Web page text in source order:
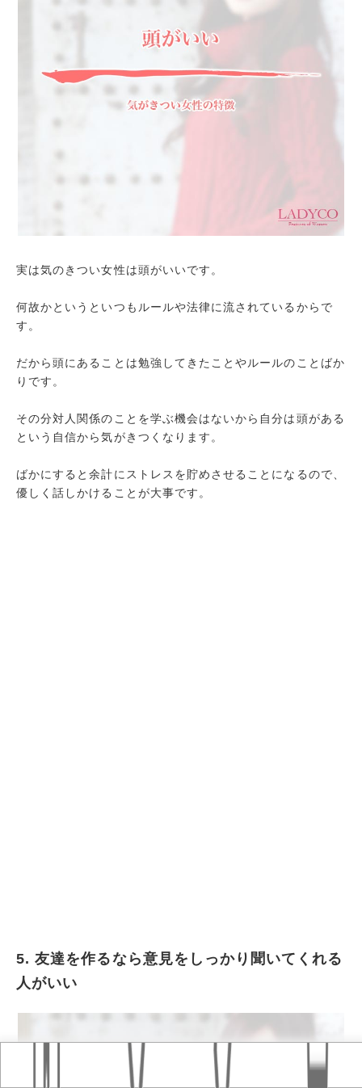
実は気のきつい女性は頭がいいです。
何故かというといつもルールや法律に流されているからで
す。
だから頭にあることは勉強してきたことやルールのことばか
りです。
その分対人関係のことを学ぶ機会はないから自分は頭がある
という自信から気がきつくなります。
ばかにすると余計にストレスを貯めさせることになるので、
優しく話しかけることが大事です。
5. 友達を作るなら意見をしっかり聞いてくれる
人がいい
おすすめ記事